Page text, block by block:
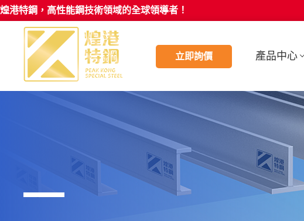
煌港特鋼，高性能鋼技術領域的全球領導者！
立即詢價 產品中心